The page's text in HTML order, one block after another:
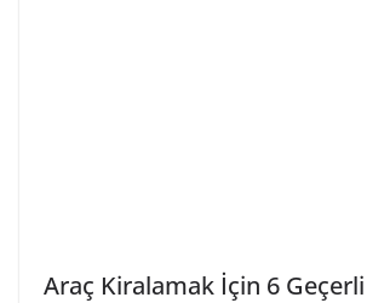
Araç Kiralamak İçin 6